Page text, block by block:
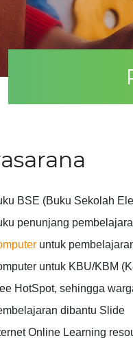
BSE (Buku Sekolah
penunjang
untuk
untuk KBU/KBM
HotSpot, sehingga
dibantu Slide
Online Learning